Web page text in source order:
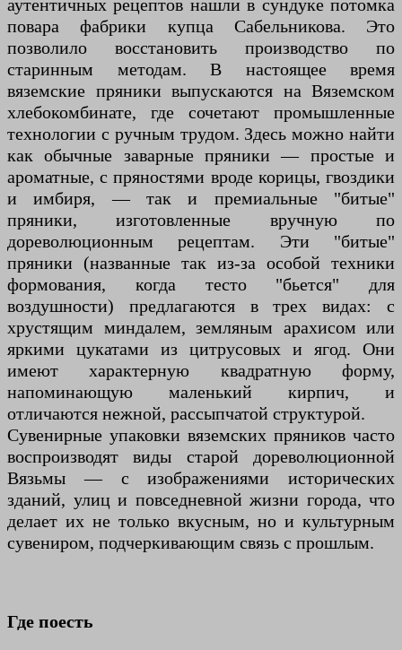
аутентичных рецептов нашли в сундуке потомка
повара фабрики купца Сабельникова. Это
позволило восстановить производство по
старинным методам. В настоящее время
вяземские пряники выпускаются на Вяземском
хлебокомбинате, где сочетают промышленные
технологии с ручным трудом. Здесь можно найти
как обычные заварные пряники — простые и
ароматные, с пряностями вроде корицы, гвоздики
и имбиря, — так и премиальные "битые"
пряники, изготовленные вручную по
дореволюционным рецептам. Эти "битые"
пряники (названные так из-за особой техники
формования, когда тесто "бьется" для
воздушности) предлагаются в трех видах: с
хрустящим миндалем, земляным арахисом или
яркими цукатами из цитрусовых и ягод. Они
имеют характерную квадратную форму,
напоминающую маленький кирпич, и
отличаются нежной, рассыпчатой структурой.
Сувенирные упаковки вяземских пряников часто
воспроизводят виды старой дореволюционной
Вязьмы — с изображениями исторических
зданий, улиц и повседневной жизни города, что
делает их не только вкусным, но и культурным
сувениром, подчеркивающим связь с прошлым.
Где поесть